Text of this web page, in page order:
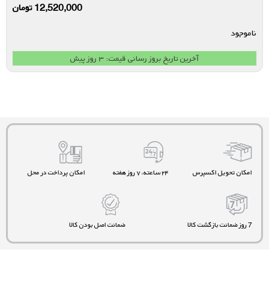
12,520,000تومان
ناموجود
آخرین تاریخ بروز رسانی قیمت: ۳ روز پیش
امکان تحویل اکسپرس ۲۴ ساعته، ۷ روز هفته امکان پرداخت در محل
7 روز ضمانت بازگشت کالا ضمانت اصل بودن کالا